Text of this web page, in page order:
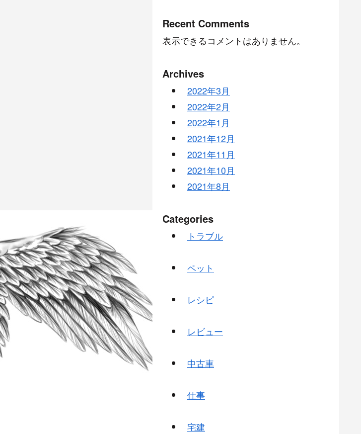
Recent Comments
表示できるコメントはありません。
Archives
2022年3月
2022年2月
2022年1月
2021年12月
2021年11月
2021年10月
2021年8月
Categories
トラブル
ペット
レシピ
レビュー
中古車
仕事
宅建